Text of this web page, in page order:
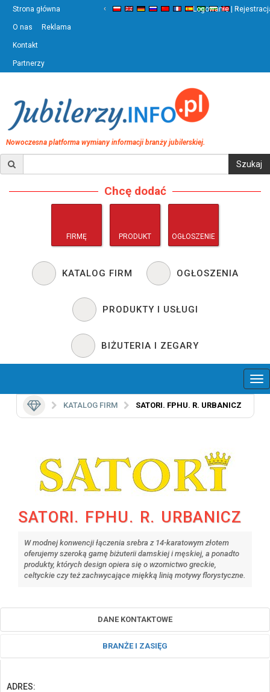
Strona główna
O nas Reklama
Kontakt
Partnerzy
‹ ›
Logowanie |
Nowoczesna platforma wymiany informacji branży jubilerskiej.
Chcę dodać
FIRMĘ PRODUKT OGŁOSZENIE
KATALOG FIRM OGŁOSZENIA
PRODUKTY I USŁUGI
BIŻUTERIA I ZEGARY
KATALOG FIRM SATORI. FPHU. R. URBANICZ
SATORI. FPHU. R. URBANICZ
W modnej konwencji łączenia srebra z 14-karatowym złotem
oferujemy szeroką gamę biżuterii damskiej i męskiej, a ponadto
produkty, których design opiera się o wzornictwo greckie,
celtyckie czy też zachwycające miękką linią motywy florystyczne.
DANE KONTAKTOWE
BRANŻE I ZASIĘG
ADRES: